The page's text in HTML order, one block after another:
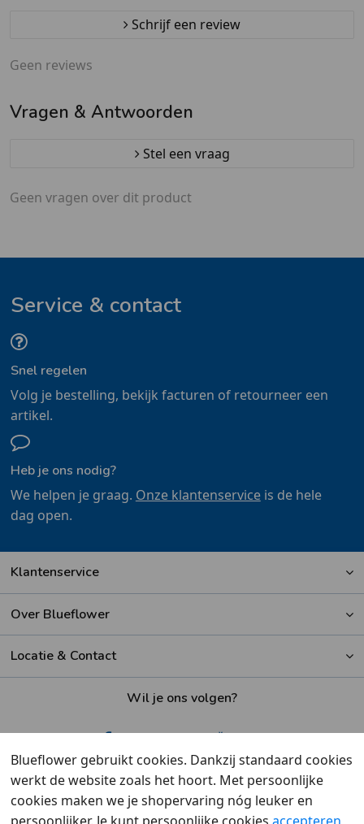
Schrijf een review
Geen reviews
Vragen & Antwoorden
Stel een vraag
Geen vragen over dit product
Service & contact
Snel regelen
Volg je bestelling, bekijk facturen of retourneer een
artikel.
Heb je ons nodig?
We helpen je graag. Onze klantenserviceis de hele
dag open.
Klantenservice
Over Blueflower
Locatie & Contact
Wil je ons volgen?
door klanten
Blueflower gebruikt cookies. Dankzij standaard cookies
werkt de website zoals het hoort. Met persoonlijke
cookies maken we je shopervaring nóg leuker en